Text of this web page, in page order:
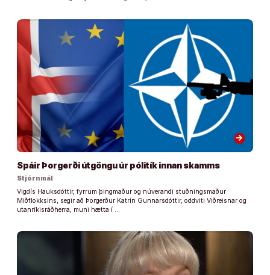
arrow_forward
Spáir Þorgerði útgöngu úr pólitík innan skamms
Stjórnmál
Vigdís Hauksdóttir, fyrrum þingmaður og núverandi stuðningsmaður
Miðflokksins, segir að Þorgerður Katrín Gunnarsdóttir, oddviti Viðreisnar og
utanríkisráðherra, muni hætta í …